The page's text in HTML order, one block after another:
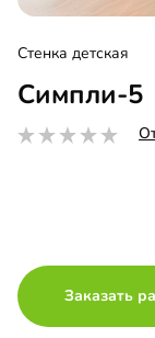
Стенка детская
Симпли-5
Заказать